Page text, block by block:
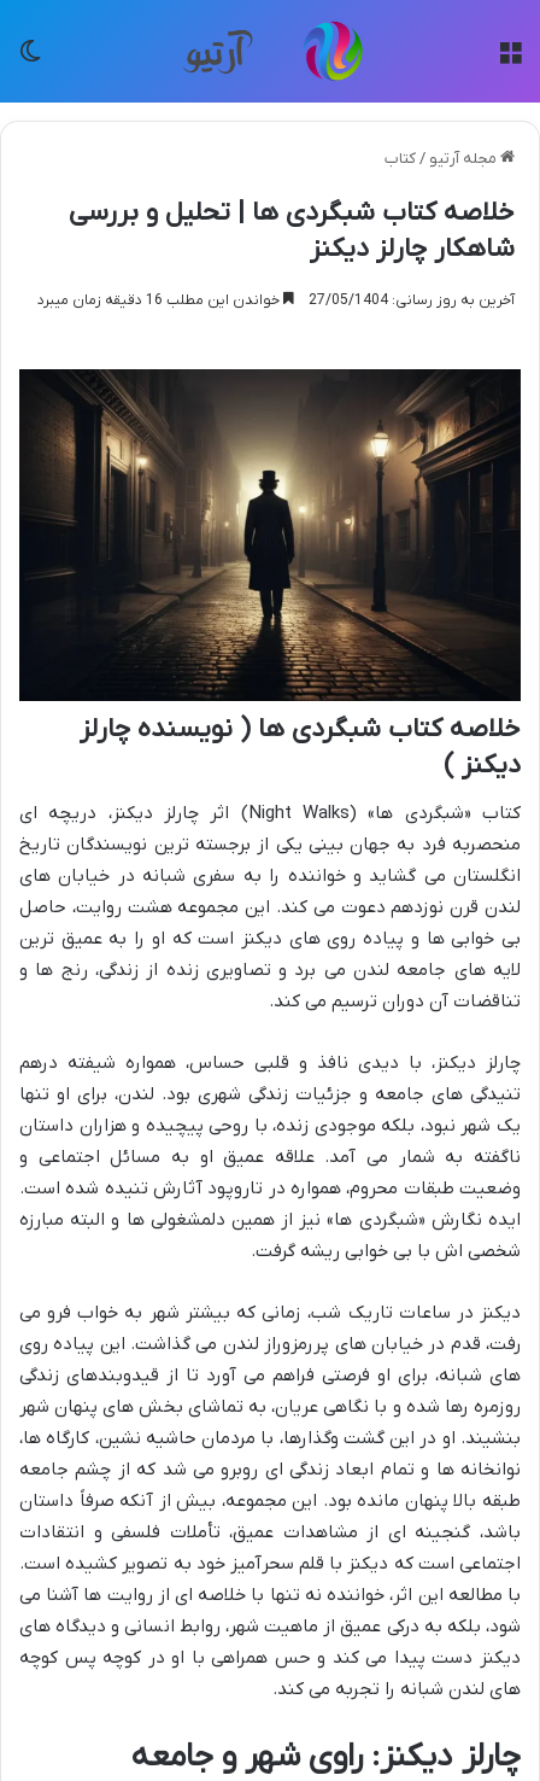
مجله آرتیو /کتاب
خلاصه کتاب شبگردی ها | تحلیل و بررسی
شاهکار چارلز دیکنز
آخرین به روز رسانی: 27/05/1404 خواندن این مطلب 16 دقیقه زمان میبرد
خلاصه کتاب شبگردی ها ( نویسنده چارلز
دیکنز )
کتاب «شبگردی ها» (Night Walks) اثر چارلز دیکنز، دریچه ای
منحصربه فرد به جهان بینی یکی از برجسته ترین نویسندگان تاریخ
انگلستان می گشاید و خواننده را به سفری شبانه در خیابان های
لندن قرن نوزدهم دعوت می کند. این مجموعه هشت روایت، حاصل
بی خوابی ها و پیاده روی های دیکنز است که او را به عمیق ترین
لایه های جامعه لندن می برد و تصاویری زنده از زندگی، رنج ها و
تناقضات آن دوران ترسیم می کند.
چارلز دیکنز، با دیدی نافذ و قلبی حساس، همواره شیفته درهم
تنیدگی های جامعه و جزئیات زندگی شهری بود. لندن، برای او تنها
یک شهر نبود، بلکه موجودی زنده، با روحی پیچیده و هزاران داستان
ناگفته به شمار می آمد. علاقه عمیق او به مسائل اجتماعی و
وضعیت طبقات محروم، همواره در تاروپود آثارش تنیده شده است.
ایده نگارش «شبگردی ها» نیز از همین دلمشغولی ها و البته مبارزه
شخصی اش با بی خوابی ریشه گرفت.
دیکنز در ساعات تاریک شب، زمانی که بیشتر شهر به خواب فرو می
رفت، قدم در خیابان های پررمزوراز لندن می گذاشت. این پیاده روی
های شبانه، برای او فرصتی فراهم می آورد تا از قیدوبندهای زندگی
روزمره رها شده و با نگاهی عریان، به تماشای بخش های پنهان شهر
بنشیند. او در این گشت وگذارها، با مردمان حاشیه نشین، کارگاه ها،
نوانخانه ها و تمام ابعاد زندگی ای روبرو می شد که از چشم جامعه
طبقه بالا پنهان مانده بود. این مجموعه، بیش از آنکه صرفاً داستان
باشد، گنجینه ای از مشاهدات عمیق، تأملات فلسفی و انتقادات
اجتماعی است که دیکنز با قلم سحرآمیز خود به تصویر کشیده است.
با مطالعه این اثر، خواننده نه تنها با خلاصه ای از روایت ها آشنا می
شود، بلکه به درکی عمیق از ماهیت شهر، روابط انسانی و دیدگاه های
دیکنز دست پیدا می کند و حس همراهی با او در کوچه پس کوچه
های لندن شبانه را تجربه می کند.
چارلز دیکنز: راوی شهر و جامعه